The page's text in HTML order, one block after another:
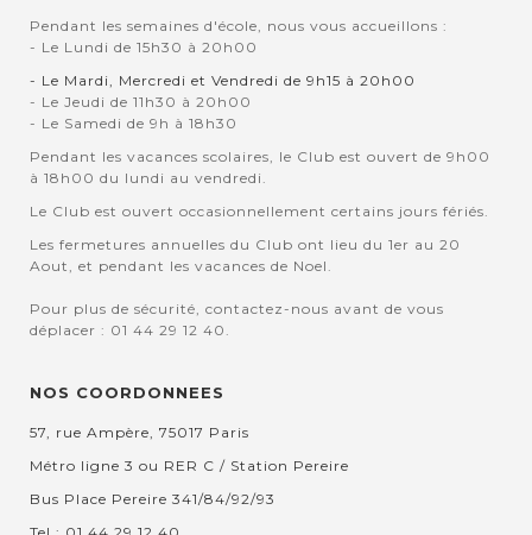
Pendant les semaines d'école, nous vous accueillons :
- Le Lundi de 15h30 à 20h00
- Le Mardi, Mercredi et Vendredi de 9h15 à 20h00
- Le Jeudi de 11h30 à 20h00
- Le Samedi de 9h à 18h30
Pendant les vacances scolaires, le Club est ouvert de 9h00
à 18h00 du lundi au vendredi.
Le Club est ouvert occasionnellement certains jours fériés.
Les fermetures annuelles du Club ont lieu du 1er au 20
Aout, et pendant les vacances de Noel.
Pour plus de sécurité, contactez-nous avant de vous
déplacer : 01 44 29 12 40.
NOS COORDONNEES
57, rue Ampère, 75017 Paris
Métro ligne 3 ou RER C / Station Pereire
Bus Place Pereire 341/84/92/93